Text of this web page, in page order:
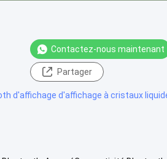
Contactez-nous maintenant
Partager
d'affichage d'affichage à cristaux